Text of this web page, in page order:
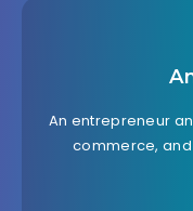
An entrepreneur
commerce,